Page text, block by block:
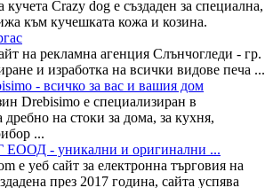
Crazy dog е създаден за специална,
към кучешката кожа и козина.
на рекламна агенция Слънчогледи - гр.
и изработка на всички видове печа ...
- всичко за вас и вашия дом
Drebisimo е специализиран в
дребно на стоки за дома, за кухня,
...
ЕООД - уникални и оригинални ...
е уеб сайт за електронна търговия на
през 2017 година, сайта успява